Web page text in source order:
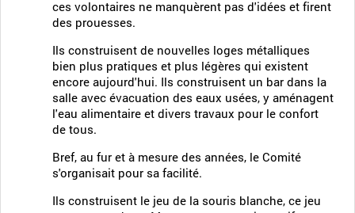
ces volontaires ne manquèrent pas d'idées et firent
des prouesses.
Ils construisent de nouvelles loges métalliques
bien plus pratiques et plus légères qui existent
encore aujourd'hui. Ils construisent un bar dans la
salle avec évacuation des eaux usées, y aménagent
l'eau alimentaire et divers travaux pour le confort
de tous.
Bref, au fur et à mesure des années, le Comité
s'organisait pour sa facilité.
Ils construisent le jeu de la souris blanche, ce jeu